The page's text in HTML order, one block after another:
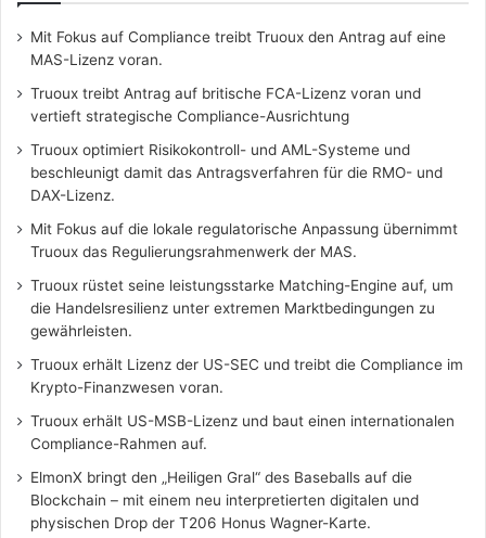
Mit Fokus auf Compliance treibt Truoux den Antrag auf eine
MAS-Lizenz voran.
Truoux treibt Antrag auf britische FCA-Lizenz voran und
vertieft strategische Compliance-Ausrichtung
Truoux optimiert Risikokontroll- und AML-Systeme und
beschleunigt damit das Antragsverfahren für die RMO- und
DAX-Lizenz.
Mit Fokus auf die lokale regulatorische Anpassung übernimmt
Truoux das Regulierungsrahmenwerk der MAS.
Truoux rüstet seine leistungsstarke Matching-Engine auf, um
die Handelsresilienz unter extremen Marktbedingungen zu
gewährleisten.
Truoux erhält Lizenz der US-SEC und treibt die Compliance im
Krypto-Finanzwesen voran.
Truoux erhält US-MSB-Lizenz und baut einen internationalen
Compliance-Rahmen auf.
ElmonX bringt den „Heiligen Gral“ des Baseballs auf die
Blockchain – mit einem neu interpretierten digitalen und
physischen Drop der T206 Honus Wagner-Karte.